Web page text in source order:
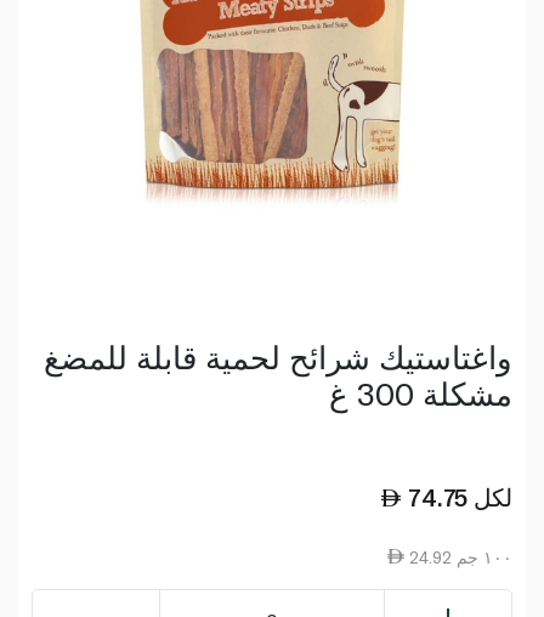
واغتاستيك شرائح لحمية قابلة للمضغ
مشكلة 300 غ
74.75 لكل
24.92 ١٠٠ جم